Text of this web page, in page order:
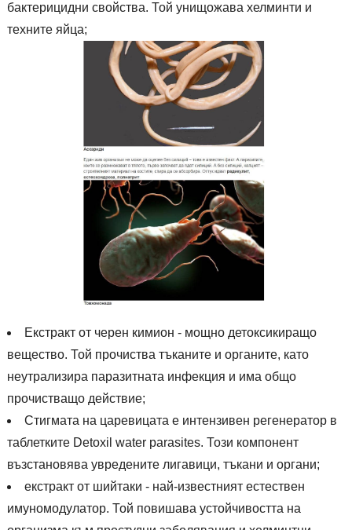
бактерицидни свойства. Той унищожава хелминти и
техните яйца;
Екстракт от черен кимион - мощно детоксикиращо
вещество. Той прочиства тъканите и органите, като
неутрализира паразитната инфекция и има общо
прочистващо действие;
Стигмата на царевицата е интензивен регенератор в
таблетките Detoxil water parasites. Този компонент
възстановява увредените лигавици, тъкани и органи;
екстракт от шийтаки - най-известният естествен
имуномодулатор. Той повишава устойчивостта на